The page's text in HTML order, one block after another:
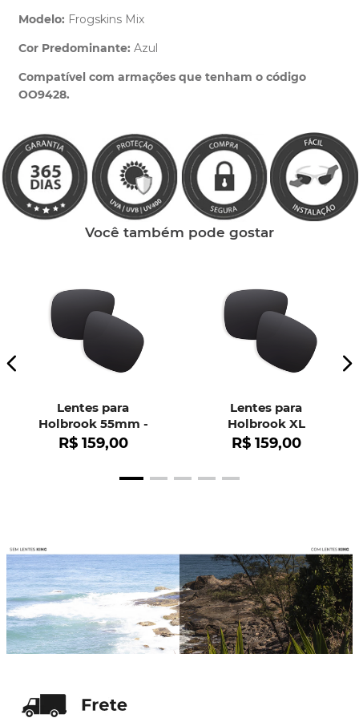
Modelo: Frogskins Mix
Cor Predominante: Azul
Compatível com armações que tenham o código
OO9428.
Você também pode gostar
Lentes para
Holbrook 55mm -
OO9102
R$ 159,00
Lentes para
Holbrook XL
R$ 159,00